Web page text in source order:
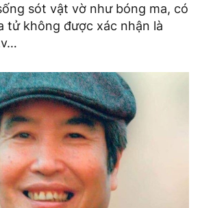
sót vật vờ như bóng ma, có
tử không được xác nhận là